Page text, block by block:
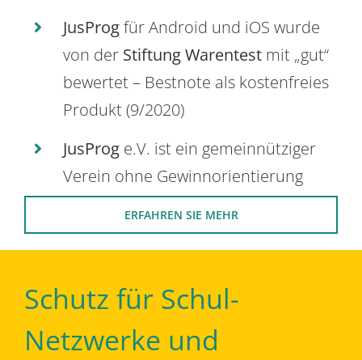
JusProgfür Android und iOS wurde
von der Stiftung Warentest mit „gut“
bewertet – Bestnote als kostenfreies
Produkt (9/2020)
JusProg e.V. ist ein gemeinnütziger
Verein ohne Gewinnorientierung
ERFAHREN SIE MEHR
Schutz für Schul-
Netzwerke und